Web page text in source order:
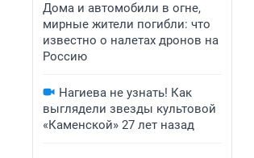
Дома и автомобили в огне,
мирные жители погибли: что
известно о налетах дронов на
Россию
Нагиева не узнать! Как
выглядели звезды культовой
«Каменской» 27 лет назад